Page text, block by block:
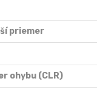
priemer
ohybu (CLR)